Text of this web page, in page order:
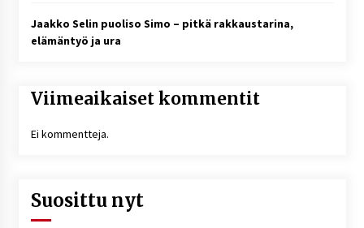
Jaakko Selin puoliso Simo – pitkä rakkaustarina,
elämäntyö ja ura
Viimeaikaiset kommentit
Ei kommentteja.
Suosittu nyt